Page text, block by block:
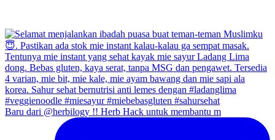
Baru dari @herbilogy !! Herb Hack untuk membantu m